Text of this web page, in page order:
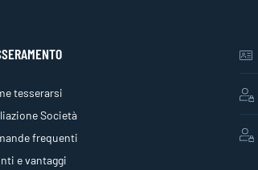
tesserarsi
Società
frequenti
e vantaggi